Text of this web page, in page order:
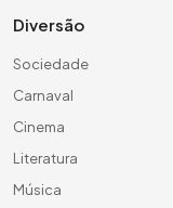
Diversão
Sociedade
Carnaval
Cinema
Literatura
Música